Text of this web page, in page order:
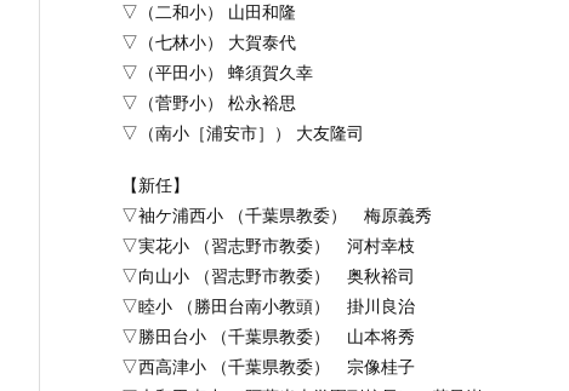
▽（二和小） 山田和隆
▽（七林小） 大賀泰代
▽（平田小） 蜂須賀久幸
▽（菅野小） 松永裕思
▽（南小［浦安市］） 大友隆司
【新任】
▽袖ケ浦西小 （千葉県教委） 梅原義秀
▽実花小 （習志野市教委） 河村幸枝
▽向山小 （習志野市教委） 奥秋裕司
▽睦小 （勝田台南小教頭） 掛川良治
▽勝田台小 （千葉県教委） 山本将秀
▽西高津小 （千葉県教委） 宗像桂子